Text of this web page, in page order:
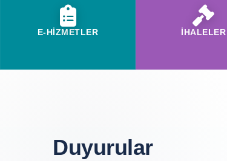
E-HİZMETLER İHALELER
Duyurular